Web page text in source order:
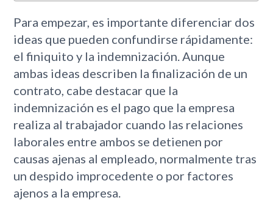
Para empezar, es importante diferenciar dos
ideas que pueden confundirse rápidamente:
el finiquito y la indemnización. Aunque
ambas ideas describen la finalización de un
contrato, cabe destacar que la
indemnización es el pago que la empresa
realiza al trabajador cuando las relaciones
laborales entre ambos se detienen por
causas ajenas al empleado, normalmente tras
un despido improcedente o por factores
ajenos a la empresa.